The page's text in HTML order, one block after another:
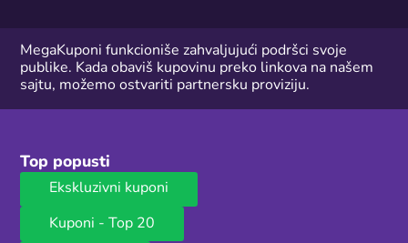
MegaKuponi funkcioniše zahvaljujući podršci svoje
publike. Kada obaviš kupovinu preko linkova na našem
sajtu, možemo ostvariti partnersku proviziju.
Top popusti
Ekskluzivni kuponi
Kuponi - Top 20